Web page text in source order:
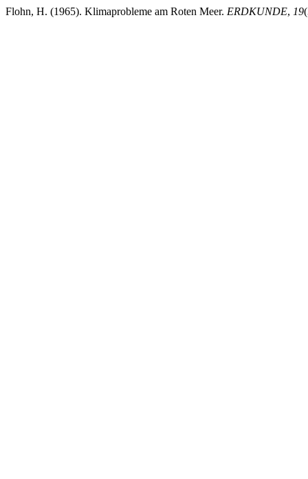
Flohn, H. (1965). Klimaprobleme am Roten Meer. ERDKUNDE, 19